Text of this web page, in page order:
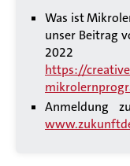
Was ist
unser Beitrag
2022
https://
Anmeldung